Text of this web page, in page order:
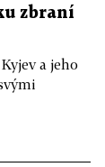
zbraní
a jeho